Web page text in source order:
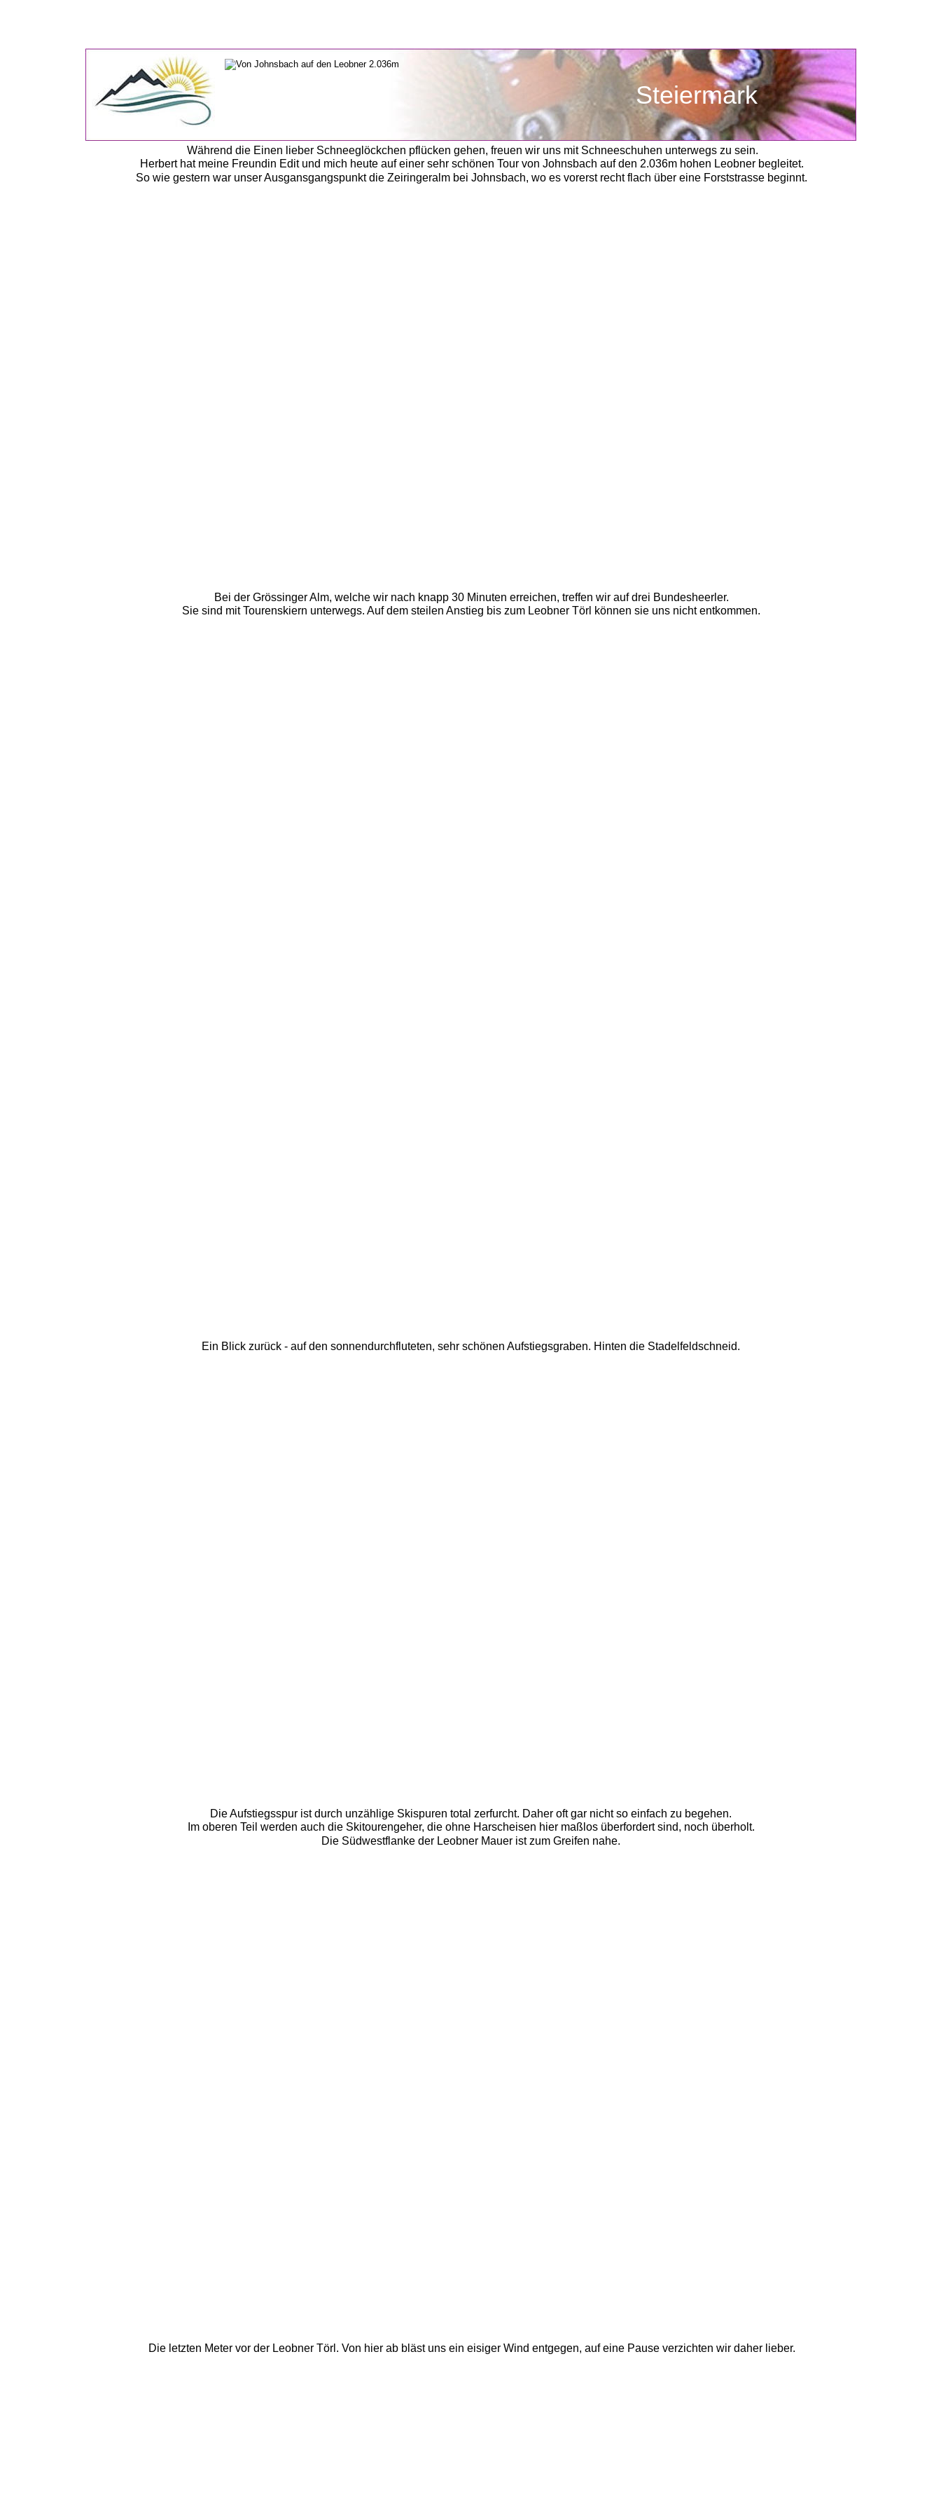
Während die Einen lieber Schneeglöckchen pflücken gehen, freuen wir uns mit Schneeschuhen unterwegs zu sein.
Herbert hat meine Freundin Edit und mich heute auf einer sehr schönen Tour von Johnsbach auf den 2.036m hohen Leobner begleitet.
So wie gestern war unser Ausgansgangspunkt die Zeiringeralm bei Johnsbach, wo es vorerst recht flach über eine Forststrasse beginnt.
Steiermark
Bei der Grössinger Alm, welche wir nach knapp 30 Minuten erreichen, treffen wir auf drei Bundesheerler.
Sie sind mit Tourenskiern unterwegs. Auf dem steilen Anstieg bis zum Leobner Törl können sie uns nicht entkommen.
Ein Blick zurück - auf den sonnendurchfluteten, sehr schönen Aufstiegsgraben. Hinten die Stadelfeldschneid.
Die Aufstiegsspur ist durch unzählige Skispuren total zerfurcht. Daher oft gar nicht so einfach zu begehen.
Im oberen Teil werden auch die Skitourengeher, die ohne Harscheisen hier maßlos überfordert sind, noch überholt.
Die Südwestflanke der Leobner Mauer ist zum Greifen nahe.
Die letzten Meter vor der Leobner Törl. Von hier ab bläst uns ein eisiger Wind entgegen, auf eine Pause verzichten wir daher lieber.